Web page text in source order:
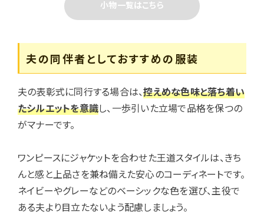
小物一覧はこちら
夫の同伴者としておすすめの服装
夫の表彰式に同行する場合は、控えめな色味と落ち着い
たシルエットを意識し、一歩引いた立場で品格を保つの
がマナーです。
ワンピースにジャケットを合わせた王道スタイルは、きち
んと感と上品さを兼ね備えた安心のコーディネートです。
ネイビーやグレーなどのベーシックな色を選び、主役で
ある夫より目立たないよう配慮しましょう。